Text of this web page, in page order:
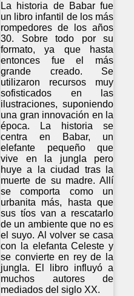
La historia de Babar fue
un libro infantil de los más
rompedores de los años
30. Sobre todo por su
formato, ya que hasta
entonces fue el más
grande creado. Se
utilizaron recursos muy
sofisticados en las
ilustraciones, suponiendo
una gran innovación en la
época. La historia se
centra en Babar, un
elefante pequeño que
vive en la jungla pero
huye a la ciudad tras la
muerte de su madre. Allí
se comporta como un
urbanita más, hasta que
sus tíos van a rescatarlo
de un ambiente que no es
el suyo. Al volver se casa
con la elefanta Celeste y
se convierte en rey de la
jungla. El libro influyó a
muchos autores de
mediados del siglo XX.